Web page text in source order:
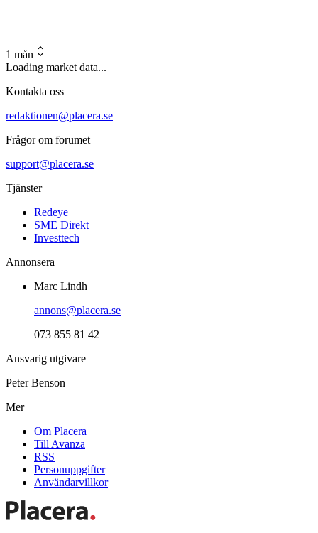
1 mån
Loading market data...
Kontakta oss
redaktionen@placera.se
Frågor om forumet
support@placera.se
Tjänster
Redeye
SME Direkt
Investtech
Annonsera
Marc Lindh
annons@placera.se
073 855 81 42
Ansvarig utgivare
Peter Benson
Mer
Om Placera
Till Avanza
RSS
Personuppgifter
Användarvillkor